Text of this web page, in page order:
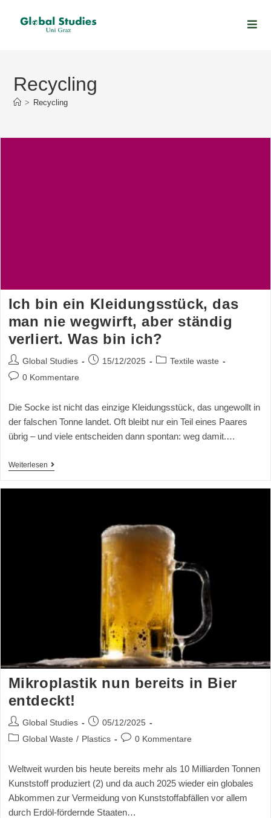
Recycling
> Recycling
Ich bin ein Kleidungsstück, das
man nie wegwirft, aber ständig
verliert. Was bin ich?
Global Studies 15/12/2025
Textile waste
0 Kommentare
Die Socke ist nicht das einzige Kleidungsstück, das ungewollt in
der falschen Tonne landet. Oft bleibt nur ein Teil eines Paares
übrig – und viele entscheiden dann spontan: weg damit.…
Weiterlesen
Mikroplastik nun bereits in Bier
entdeckt!
Global Studies
05/12/2025
Global Waste / Plastics 0 Kommentare
Weltweit wurden bis heute bereits mehr als 10 Milliarden Tonnen
Kunststoff produziert (2) und da auch 2025 wieder ein globales
Abkommen zur Vermeidung von Kunststoffabfällen vor allem
durch Erdöl-fördernde Staaten…